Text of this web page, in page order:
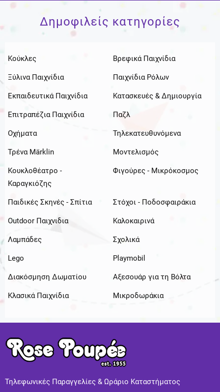
Δημοφιλείς κατηγορίες
Κούκλες Βρεφικά Παιχνίδια
Ξύλινα Παιχνίδια Παιχνίδια Ρόλων
Εκπαιδευτικά Παιχνίδια Κατασκευές & Δημιουργία
Επιτραπέζια Παιχνίδια Παζλ
Οχήματα Τηλεκατευθυνόμενα
Τρένα Märklin Μοντελισμός
Κουκλοθέατρο -
Καραγκιόζης
Φιγούρες - Μικρόκοσμος
Παιδικές Σκηνές - Σπίτια Στόχοι - Ποδοσφαιράκια
Outdoor Παιχνιδια Καλοκαιρινά
Λαμπάδες Σχολικά
Lego Playmobil
Διακόσμηση Δωματίου Αξεσουάρ για τη Βόλτα
Κλασικά Παιχνίδια Μικροδωράκια
Τηλεφωνικές Παραγγελίες & Ωράριο Καταστήματος